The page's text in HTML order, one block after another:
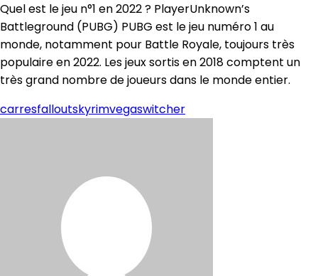
Quel est le jeu n°1 en 2022 ? PlayerUnknown’s
Battleground (PUBG) PUBG est le jeu numéro 1 au
monde, notamment pour Battle Royale, toujours très
populaire en 2022. Les jeux sortis en 2018 comptent un
très grand nombre de joueurs dans le monde entier.
carresfalloutskyrimvegaswitcher